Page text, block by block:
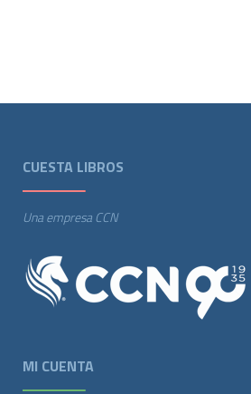
CUESTA LIBROS
Una empresa CCN
MI CUENTA